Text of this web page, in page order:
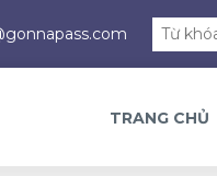
TRANG CHỦ